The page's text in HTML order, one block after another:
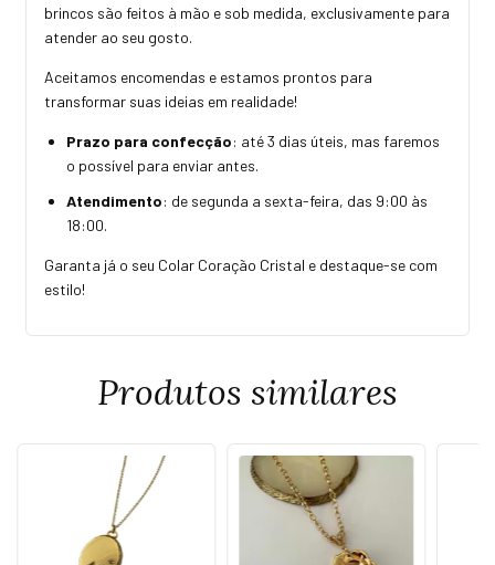
brincos são feitos à mão e sob medida, exclusivamente para
atender ao seu gosto.
Aceitamos encomendas e estamos prontos para
transformar suas ideias em realidade!
Prazo para confecção: até 3 dias úteis, mas faremos
o possível para enviar antes.
Atendimento: de segunda a sexta-feira, das 9:00 às
18:00.
Garanta já o seu Colar Coração Cristal e destaque-se com
estilo!
Produtos similares